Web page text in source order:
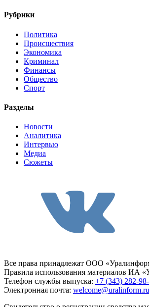
Рубрики
Политика
Происшествия
Экономика
Криминал
Финансы
Общество
Спорт
Разделы
Новости
Аналитика
Интервью
Медиа
Сюжеты
Все права принадлежат ООО
Правила использования материалов ИА
Телефон службы выпуска: +7 (343) 282-
Электронная почта: welcome@uralinform.ru